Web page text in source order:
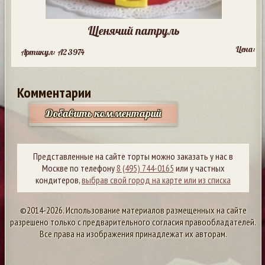
Щенячий патруль
Артикул: A23974 Цена:
Комментарии
Добавить комментарий
Представленные на сайте торты можно заказать у нас в
Москве по телефону8 (495) 744-0165 или у частных
кондитеров,выбрав свой город на карте или из списка
©2014-2026. Использование материалов размещенных на сайте
разрешено только с предварительного согласия правообладателей.
Все права на изображения принадлежат их авторам.